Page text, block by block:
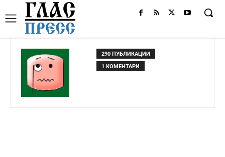
290 ПУБЛИКАЦИИ
1 КОМЕНТАРИ